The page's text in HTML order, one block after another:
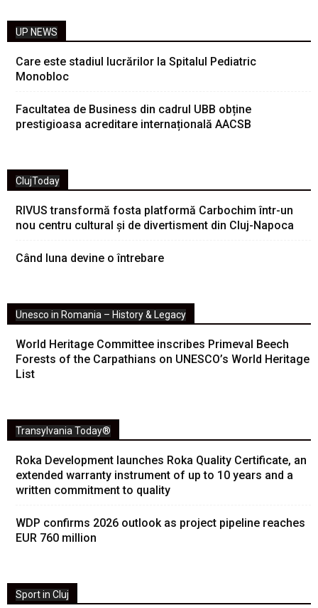
UP NEWS
Care este stadiul lucrărilor la Spitalul Pediatric
Monobloc
Facultatea de Business din cadrul UBB obține
prestigioasa acreditare internațională AACSB
ClujToday
RIVUS transformă fosta platformă Carbochim într-un
nou centru cultural și de divertisment din Cluj-Napoca
Când luna devine o întrebare
Unesco in Romania – History & Legacy
World Heritage Committee inscribes Primeval Beech
Forests of the Carpathians on UNESCO’s World Heritage
List
Transylvania Today®
Roka Development launches Roka Quality Certificate, an
extended warranty instrument of up to 10 years and a
written commitment to quality
WDP confirms 2026 outlook as project pipeline reaches
EUR 760 million
Sport in Cluj